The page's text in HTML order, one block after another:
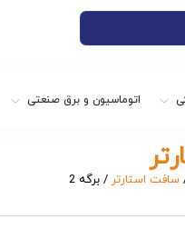
اتوماسیون و برق صنعتی
سافت استارتر / برگه 2